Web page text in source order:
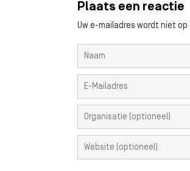
Plaats een reactie
Uw e-mailadres wordt niet